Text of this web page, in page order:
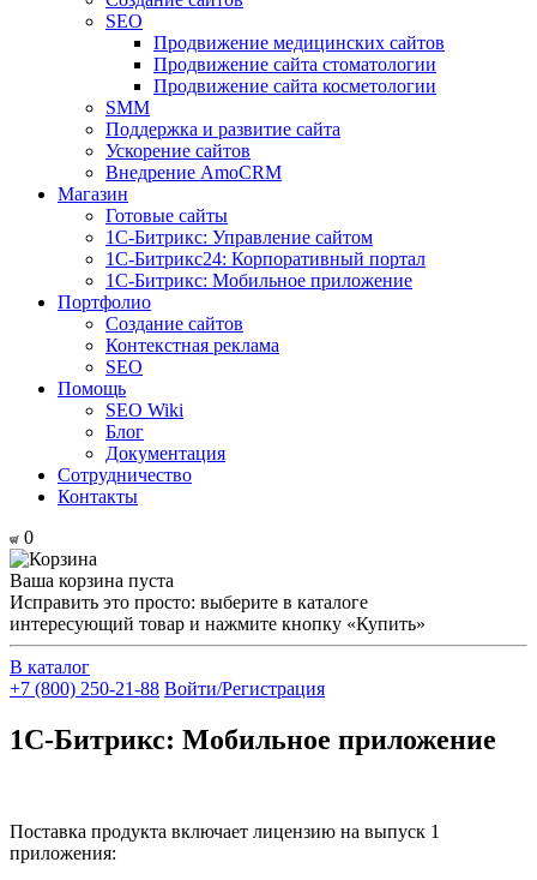
SEO
Продвижение медицинских сайтов
Продвижение сайта стоматологии
Продвижение сайта косметологии
SMM
Поддержка и развитие сайта
Ускорение сайтов
Внедрение AmoCRM
Магазин
Готовые сайты
1С-Битрикс: Управление сайтом
1С-Битрикс24: Корпоративный портал
1С-Битрикс: Мобильное приложение
Портфолио
Создание сайтов
Контекстная реклама
SEO
Помощь
SEO Wiki
Блог
Документация
Сотрудничество
Контакты
0
Ваша корзина пуста
Исправить это просто: выберите в каталоге
интересующий товар и нажмите кнопку «Купить»
В каталог
+7 (800) 250-21-88 Войти/Регистрация
1С-Битрикс: Мобильное приложение
Поставка продукта включает лицензию на выпуск 1
приложения: